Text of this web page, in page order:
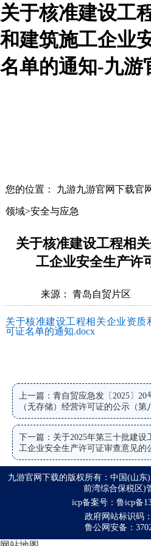
关于核准建设工
和建筑施工企业
名单的通知-九游
您的位置： 九游九游官网下载官
领域>安全与应急
关于核准建设工程相
工企业安全生产许
来源： 青岛自贸片区
关于核准建设工程相关企业资
可证名单的通知.docx
上一篇：青自贸应急发〔2025〕
（无存储）经营许可证的公示（第
下一篇：关于2025年第三十批建
工企业安全生产许可证审查意见的
九游官网下载的版权所有：中国(山
前湾综合保税区)
icp备案号：鲁icp备
政府网站标识码
鲁公网安备：